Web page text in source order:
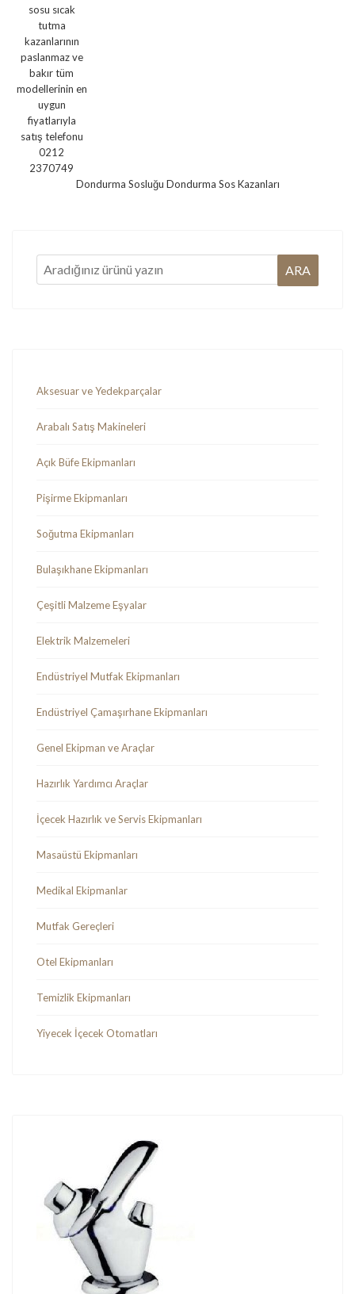
Dondurma Sosluğu Dondurma Sos Kazanları
Aksesuar ve Yedekparçalar
Arabalı Satış Makineleri
Açık Büfe Ekipmanları
Pişirme Ekipmanları
Soğutma Ekipmanları
Bulaşıkhane Ekipmanları
Çeşitli Malzeme Eşyalar
Elektrik Malzemeleri
Endüstriyel Mutfak Ekipmanları
Endüstriyel Çamaşırhane Ekipmanları
Genel Ekipman ve Araçlar
Hazırlık Yardımcı Araçlar
İçecek Hazırlık ve Servis Ekipmanları
Masaüstü Ekipmanları
Medikal Ekipmanlar
Mutfak Gereçleri
Otel Ekipmanları
Temizlik Ekipmanları
Yiyecek İçecek Otomatları